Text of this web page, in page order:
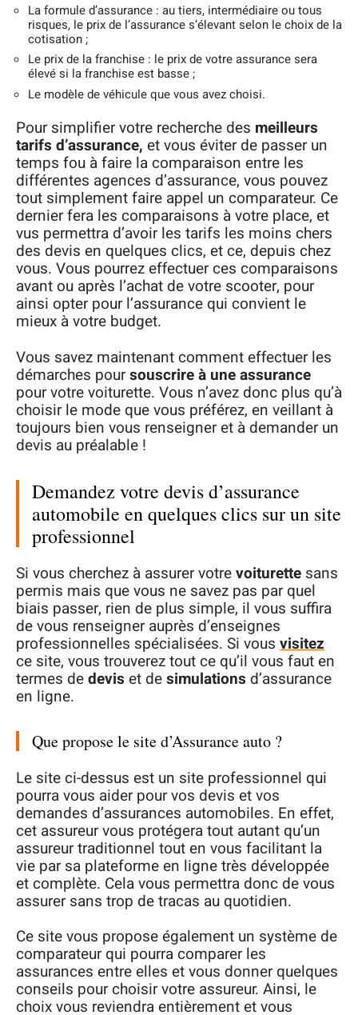
La formule d’assurance : au tiers, intermédiaire ou tous
risques, le prix de l’assurance s’élevant selon le choix de la
cotisation ;
Le prix de la franchise : le prix de votre assurance sera
élevé si la franchise est basse ;
Le modèle de véhicule que vous avez choisi.
Pour simplifier votre recherche des meilleurs
tarifs d’assurance, et vous éviter de passer un
temps fou à faire la comparaison entre les
différentes agences d’assurance, vous pouvez
tout simplement faire appel un comparateur. Ce
dernier fera les comparaisons à votre place, et
vus permettra d’avoir les tarifs les moins chers
des devis en quelques clics, et ce, depuis chez
vous. Vous pourrez effectuer ces comparaisons
avant ou après l’achat de votre scooter, pour
ainsi opter pour l’assurance qui convient le
mieux à votre budget.
Vous savez maintenant comment effectuer les
démarches poursouscrire à une assurance
pour votre voiturette. Vous n’avez donc plus qu’à
choisir le mode que vous préférez, en veillant à
toujours bien vous renseigner et à demander un
devis au préalable !
Demandez votre devis d’assurance
automobile en quelques clics sur un site
professionnel
Si vous cherchez à assurer votrevoiturette sans
permis mais que vous ne savez pas par quel
biais passer, rien de plus simple, il vous suffira
de vous renseigner auprès d’enseignes
professionnelles spécialisées. Si vous visitez
ce site, vous trouverez tout ce qu’il vous faut en
termes dedevis et desimulations d’assurance
en ligne.
Que propose le site d’Assurance auto ?
Le site ci-dessus est un site professionnel qui
pourra vous aider pour vos devis et vos
demandes d’assurances automobiles. En effet,
cet assureur vous protégera tout autant qu’un
assureur traditionnel tout en vous facilitant la
vie par sa plateforme en ligne très développée
et complète. Cela vous permettra donc de vous
assurer sans trop de tracas au quotidien.
Ce site vous propose également un système de
comparateur qui pourra comparer les
assurances entre elles et vous donner quelques
conseils pour choisir votre assureur. Ainsi, le
choix vous reviendra entièrement et vous